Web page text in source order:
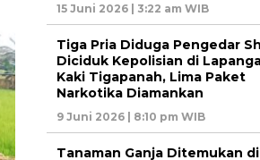
15 Juni 2026 | 3:22 am WIB
Tiga Pria Diduga Pengedar
Diciduk Kepolisian di
Kaki Tigapanah, Lima Paket
Narkotika Diamankan
9 Juni 2026 | 8:10 pm WIB
Tanaman Ganja Ditemukan di